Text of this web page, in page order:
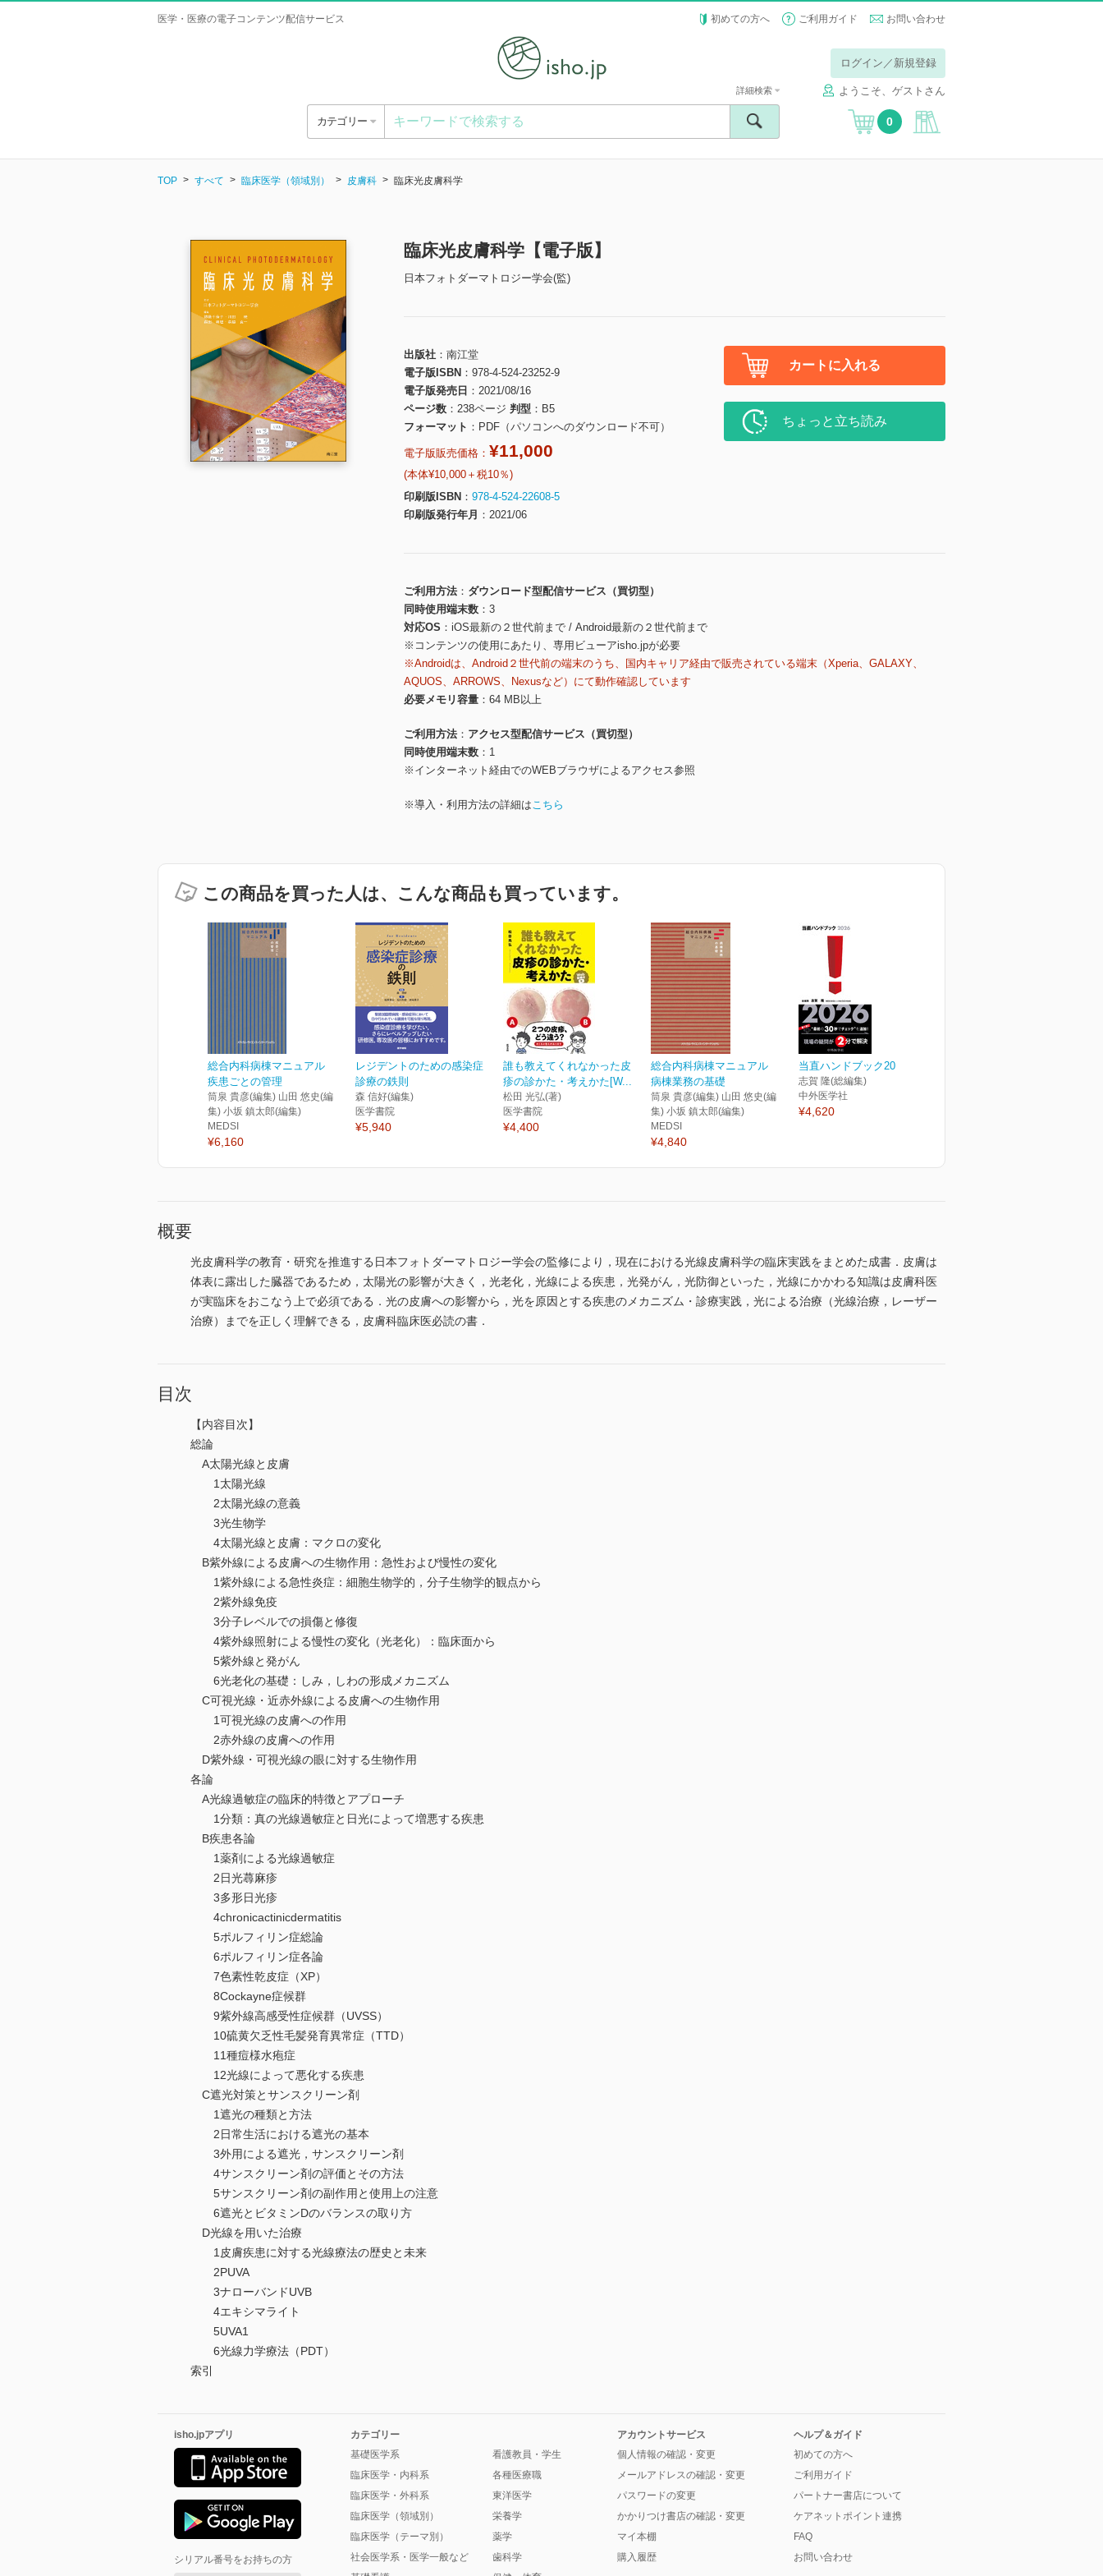
医学・医療の電子コンテンツ配信サービス 初めての方へ ご利用ガイド お問い合わせ
ログイン／新規登録
ようこそ、ゲストさん
カテゴリー
詳細検索
0
TOP すべて 臨床医学（領域別） 皮膚科 臨床光皮膚科学
臨床光皮膚科学【電子版】
日本フォトダーマトロジー学会(監)
出版社
南江堂
電子版ISBN
978-4-524-23252-9
電子版発売日
2021/08/16
ページ数
238ページ 判型
B5
フォーマット
PDF（パソコンへのダウンロード不可）
電子版販売価格： ¥11,000
(本体¥10,000＋税10％)
印刷版ISBN
978-4-524-22608-5
印刷版発行年月
2021/06
カートに入れる
ちょっと立ち読み
ご利用方法
ダウンロード型配信サービス（買切型）
同時使用端末数
3
対応OS
iOS最新の２世代前まで / Android最新の２世代前まで
※コンテンツの使用にあたり、専用ビューアisho.jpが必要
※Androidは、Android２世代前の端末のうち、国内キャリア経由で販売されている端末（Xperia、GALAXY、
AQUOS、ARROWS、Nexusなど）にて動作確認しています
必要メモリ容量
64 MB以上
ご利用方法
アクセス型配信サービス（買切型）
同時使用端末数
1
※インターネット経由でのWEBブラウザによるアクセス参照
※導入・利用方法の詳細はこちら
この商品を買った人は、こんな商品も買っています。
総合内科病棟マニュアル
疾患ごとの管理
筒泉 貴彦(編集) 山田 悠史(編
集) 小坂 鎮太郎(編集)
MEDSI
¥6,160
レジデントのための感染症
診療の鉄則
森 信好(編集)
医学書院
¥5,940
誰も教えてくれなかった皮
疹の診かた・考えかた[W...
松田 光弘(著)
医学書院
¥4,400
総合内科病棟マニュアル
病棟業務の基礎
筒泉 貴彦(編集) 山田 悠史(編
集) 小坂 鎮太郎(編集)
MEDSI
¥4,840
当直ハンドブック2026
志賀 隆(総編集)
中外医学社
¥4,620
概要
光皮膚科学の教育・研究を推進する日本フォトダーマトロジー学会の監修により，現在における光線皮膚科学の臨床実践をまとめた成書．皮膚は
体表に露出した臓器であるため，太陽光の影響が大きく，光老化，光線による疾患，光発がん，光防御といった，光線にかかわる知識は皮膚科医
が実臨床をおこなう上で必須である．光の皮膚への影響から，光を原因とする疾患のメカニズム・診療実践，光による治療（光線治療，レーザー
治療）までを正しく理解できる，皮膚科臨床医必読の書．
目次
【内容目次】
総論
A太陽光線と皮膚
1太陽光線
2太陽光線の意義
3光生物学
4太陽光線と皮膚：マクロの変化
B紫外線による皮膚への生物作用：急性および慢性の変化
1紫外線による急性炎症：細胞生物学的，分子生物学的観点から
2紫外線免疫
3分子レベルでの損傷と修復
4紫外線照射による慢性の変化（光老化）：臨床面から
5紫外線と発がん
6光老化の基礎：しみ，しわの形成メカニズム
C可視光線・近赤外線による皮膚への生物作用
1可視光線の皮膚への作用
2赤外線の皮膚への作用
D紫外線・可視光線の眼に対する生物作用
各論
A光線過敏症の臨床的特徴とアプローチ
1分類：真の光線過敏症と日光によって増悪する疾患
B疾患各論
1薬剤による光線過敏症
2日光蕁麻疹
3多形日光疹
4chronicactinicdermatitis
5ポルフィリン症総論
6ポルフィリン症各論
7色素性乾皮症（XP）
8Cockayne症候群
9紫外線高感受性症候群（UVSS）
10硫黄欠乏性毛髪発育異常症（TTD）
11種痘様水疱症
12光線によって悪化する疾患
C遮光対策とサンスクリーン剤
1遮光の種類と方法
2日常生活における遮光の基本
3外用による遮光，サンスクリーン剤
4サンスクリーン剤の評価とその方法
5サンスクリーン剤の副作用と使用上の注意
6遮光とビタミンDのバランスの取り方
D光線を用いた治療
1皮膚疾患に対する光線療法の歴史と未来
2PUVA
3ナローバンドUVB
4エキシマライト
5UVA1
6光線力学療法（PDT）
索引
isho.jpアプリ
シリアル番号をお持ちの方
カテゴリー
基礎医学系
臨床医学・内科系
臨床医学・外科系
臨床医学（領域別）
臨床医学（テーマ別）
社会医学系・医学一般など
看護教員・学生
各種医療職
東洋医学
栄養学
薬学
歯科学
アカウントサービス
個人情報の確認・変更
メールアドレスの確認・変更
パスワードの変更
かかりつけ書店の確認・変更
マイ本棚
購入履歴
ヘルプ＆ガイド
初めての方へ
ご利用ガイド
パートナー書店について
ケアネットポイント連携
FAQ
お問い合わせ